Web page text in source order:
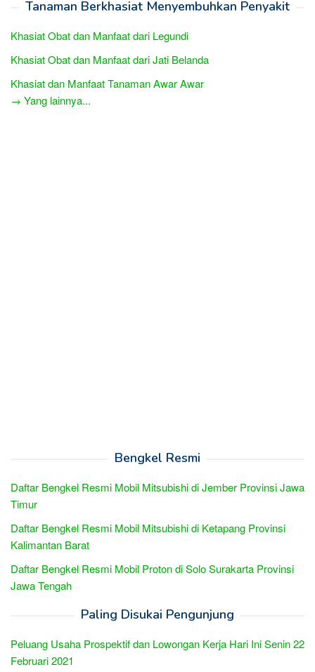
Tanaman Berkhasiat Menyembuhkan Penyakit
Khasiat Obat dan Manfaat dari Legundi
Khasiat Obat dan Manfaat dari Jati Belanda
Khasiat dan Manfaat Tanaman Awar Awar
→ Yang lainnya...
Bengkel Resmi
Daftar Bengkel Resmi Mobil Mitsubishi di Jember Provinsi Jawa
Timur
Daftar Bengkel Resmi Mobil Mitsubishi di Ketapang Provinsi
Kalimantan Barat
Daftar Bengkel Resmi Mobil Proton di Solo Surakarta Provinsi
Jawa Tengah
Paling Disukai Pengunjung
Peluang Usaha Prospektif dan Lowongan Kerja Hari Ini Senin 22
Februari 2021